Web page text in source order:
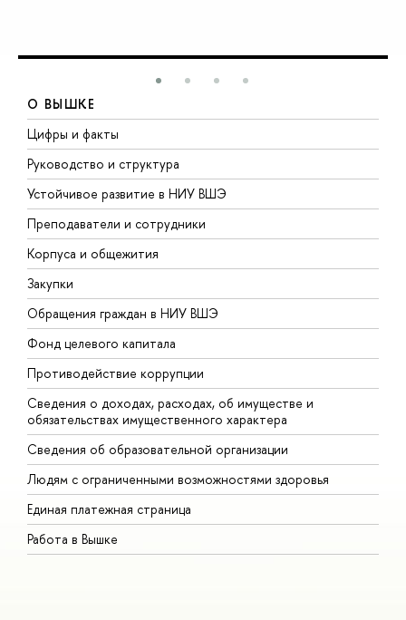
О ВЫШКЕ
Цифры и факты
Руководство и структура
Устойчивое развитие в НИУ ВШЭ
Преподаватели и сотрудники
Корпуса и общежития
Закупки
Обращения граждан в НИУ ВШЭ
Фонд целевого капитала
Противодействие коррупции
Сведения о доходах, расходах, об имуществе и
обязательствах имущественного характера
Сведения об образовательной организации
Людям с ограниченными возможностями здоровья
Единая платежная страница
Работа в Вышке